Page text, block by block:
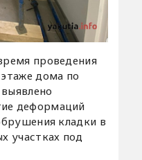
проведения
дома по
деформаций
кладки в
участках под